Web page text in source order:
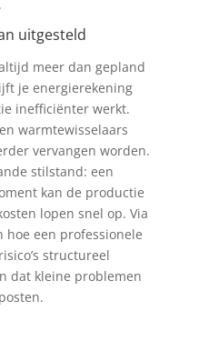
uitgesteld
meer dan gepland
je energierekening
inefficiënter werkt.
warmtewisselaars
vervangen worden.
stilstand: een
kan de productie
lopen snel op. Via
hoe een professionele
structureel
dat kleine problemen